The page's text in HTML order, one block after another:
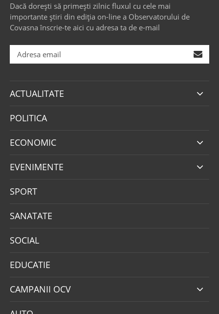
Dacă dorești să primești zilnic fluxul cu cele mai
importante știri din ediția on-line a Observatorului de
Covasna înscrie-te aici cu adresa ta de e-mail
ACTUALITATE
POLITICA
ECONOMIC
EVENIMENTE
SPORT
SANATATE
SOCIAL
EDUCATIE
CAMPANII OCV